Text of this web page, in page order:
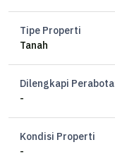
Tipe Properti
Tanah
Dilengkapi
-
Kondisi Properti
-